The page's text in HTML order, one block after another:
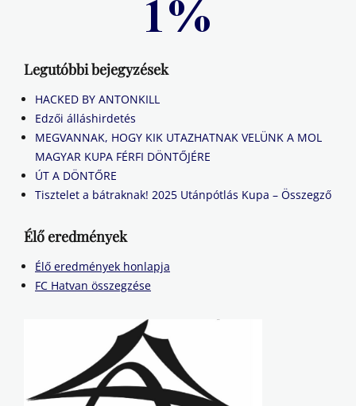
Legutóbbi bejegyzések
HACKED BY ANTONKILL
Edzői álláshirdetés
MEGVANNAK, HOGY KIK UTAZHATNAK VELÜNK A MOL
MAGYAR KUPA FÉRFI DÖNTŐJÉRE
ÚT A DÖNTŐRE
Tisztelet a bátraknak! 2025 Utánpótlás Kupa – Összegző
Élő eredmények
Élő eredmények honlapja
FC Hatvan összegzése